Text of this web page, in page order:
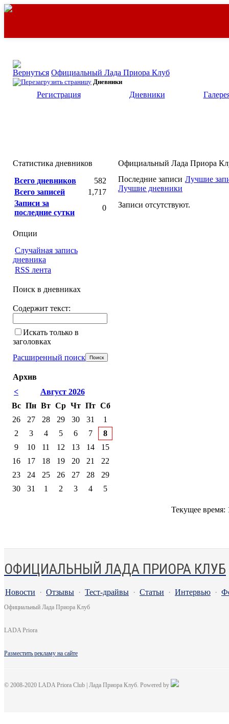
Официальный Лада Приора Клуб
Дневники
Регистрация Дневники
Официальный Лада Приора
Последние записи Лучшие
Лучшие дневники
Записи отсутствуют.
Статистика дневников
Всего дневников
582
Всего записей
1,717
Записи за
последние сутки
0
Опции
Случайная запись
дневника
RSS лента
Поиск в дневниках
Содержит текст:
Искать только в
заголовках
Расширенный поиск
Архив
<
Август 2026
Вс Пн Вт Ср Чт Пт Сб
26
27 28 29 30 31
1
2
3 4 5 6 7
8
9
10 11 12 13 14
15
16
17 18 19 20 21
22
23
24 25 26 27 28
29
30
31 1 2 3 4 5
Текущее время:
ОФИЦИАЛЬНЫЙ ЛАДА ПРИОРА КЛУБ
Новости · Отзывы · Тест-драйвы · Статьи · Интервью ·
Официальный Лада Приора Клуб
LADA Priora
Разместить рекламу на сайте
© 2008-2020 LADA Priora Club | Лада Приора Клуб. Powered by